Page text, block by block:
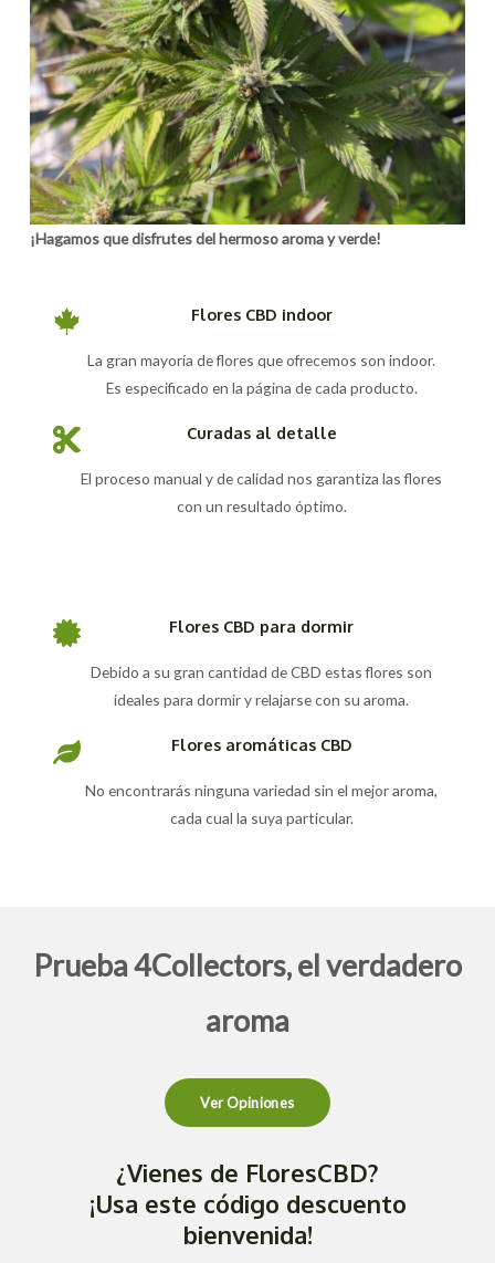
¡Hagamos que disfrutes del hermoso aroma y verde!
Flores CBD indoor
La gran mayoría de flores que ofrecemos son indoor.
Es especificado en la página de cada producto.
Curadas al detalle
El proceso manual y de calidad nos garantiza las flores
con un resultado óptimo.
Flores CBD para dormir
Debido a su gran cantidad de CBD estas flores son
ideales para dormir y relajarse con su aroma.
Flores aromáticas CBD
No encontrarás ninguna variedad sin el mejor aroma,
cada cual la suya particular.
Prueba 4Collectors, el verdadero
aroma
Ver Opiniones
¿Vienes de FloresCBD?
¡Usa este código descuento
bienvenida!